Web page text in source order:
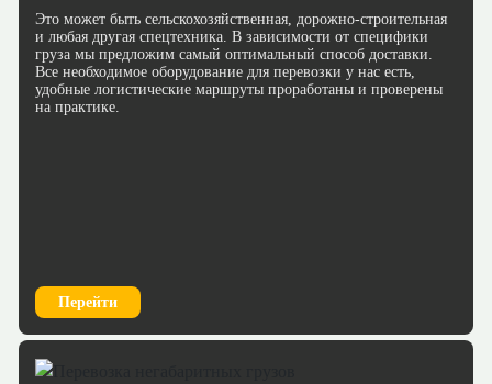
Это может быть сельскохозяйственная, дорожно-строительная
и любая другая спецтехника. В зависимости от специфики
груза мы предложим самый оптимальный способ доставки.
Все необходимое оборудование для перевозки у нас есть,
удобные логистические маршруты проработаны и проверены
на практике.
Перейти